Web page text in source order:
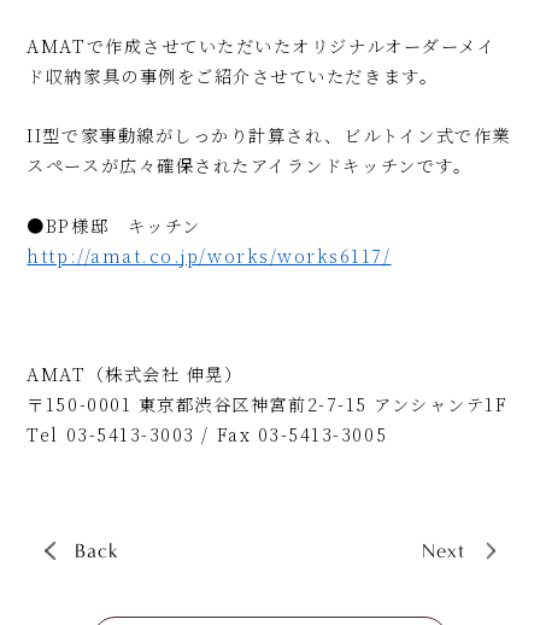
AMATで作成させていただいたオリジナルオーダーメイ
ド収納家具の事例をご紹介させていただきます。
II型で家事動線がしっかり計算され、ビルトイン式で作業
スペースが広々確保されたアイランドキッチンです。
●BP様邸 キッチン
http://amat.co.jp/works/works6117/
AMAT（株式会社 伸晃）
〒150-0001 東京都渋谷区神宮前2-7-15 アンシャンテ1F
Tel 03-5413-3003 / Fax 03-5413-3005
Back Next